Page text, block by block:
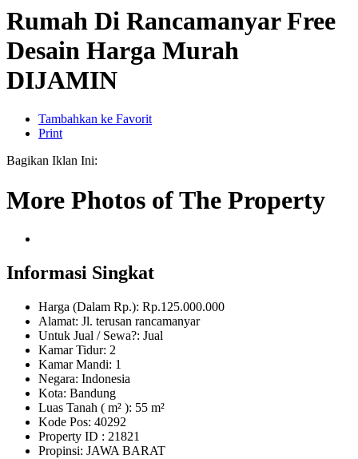
Rumah Di Rancamanyar Free
Desain Harga Murah
DIJAMIN
Tambahkan ke Favorit
Print
Bagikan Iklan Ini:
More Photos of The Property
Informasi Singkat
Harga (Dalam Rp.): Rp.125.000.000
Alamat: Jl. terusan rancamanyar
Untuk Jual / Sewa?: Jual
Kamar Tidur: 2
Kamar Mandi: 1
Negara: Indonesia
Kota: Bandung
Luas Tanah ( m² ): 55 m²
Kode Pos: 40292
Property ID : 21821
Propinsi: JAWA BARAT